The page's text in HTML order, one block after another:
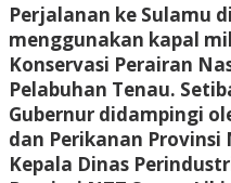
Perjalanan ke Sulamu
menggunakan kapal
Konservasi Perairan
Pelabuhan Tenau.
Gubernur didampingi
dan Perikanan Provinsi
Kepala Dinas